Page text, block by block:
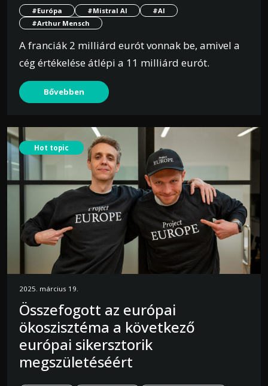
#Európa #Mistral AI
#AI
#Arthur Mensch
A franciák 2 milliárd eurót vonnak be, amivel a
cég értékelése átlépi a 11 milliárd eurót.
Bővebben
Hot topic
2025. március 19.
Összefogott az európai
ökoszisztéma a következő
európai sikersztorik
megszületéséért